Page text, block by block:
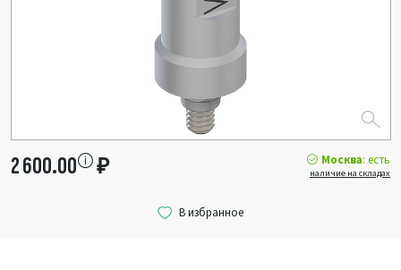
2 600.00 ₽ Москва: есть
наличие на складах